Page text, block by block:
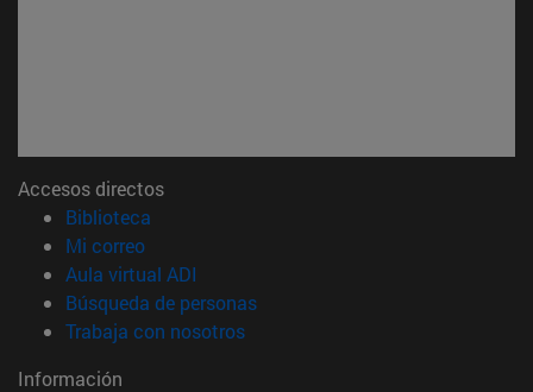
Accesos directos
Biblioteca
Mi correo(abre en nueva ventana)
Aula virtual ADI
Búsqueda de personas(abre en nueva ventana)
Trabaja con nosotros(abre en nueva ventana)
Información